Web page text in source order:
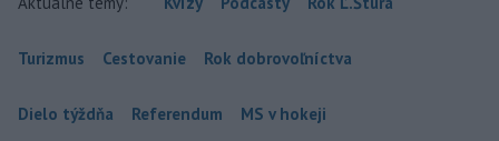
Turizmus Cestovanie Rok dobrovoľníctva
Dielo týždňa Referendum MS v hokeji